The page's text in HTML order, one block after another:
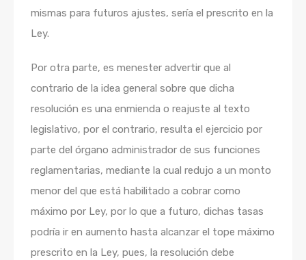
mismas para futuros ajustes, sería el prescrito en la
Ley.
Por otra parte, es menester advertir que al
contrario de la idea general sobre que dicha
resolución es una enmienda o reajuste al texto
legislativo, por el contrario, resulta el ejercicio por
parte del órgano administrador de sus funciones
reglamentarias, mediante la cual redujo a un monto
menor del que está habilitado a cobrar como
máximo por Ley, por lo que a futuro, dichas tasas
podría ir en aumento hasta alcanzar el tope máximo
prescrito en la Ley, pues, la resolución debe